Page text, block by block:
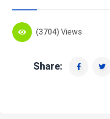
(3704)Views
Share: